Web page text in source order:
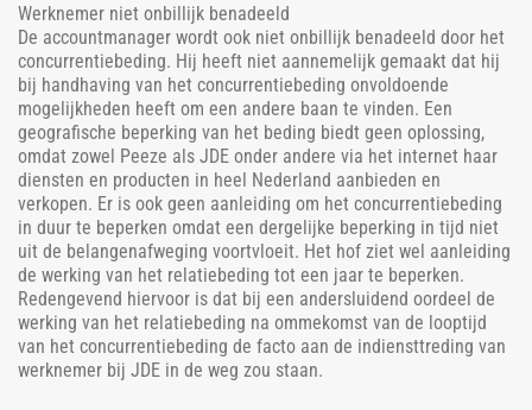
Werknemer niet onbillijk benadeeld
De accountmanager wordt ook niet onbillijk benadeeld door het
concurrentiebeding. Hij heeft niet aannemelijk gemaakt dat hij
bij handhaving van het concurrentiebeding onvoldoende
mogelijkheden heeft om een andere baan te vinden. Een
geografische beperking van het beding biedt geen oplossing,
omdat zowel Peeze als JDE onder andere via het internet haar
diensten en producten in heel Nederland aanbieden en
verkopen. Er is ook geen aanleiding om het concurrentiebeding
in duur te beperken omdat een dergelijke beperking in tijd niet
uit de belangenafweging voortvloeit. Het hof ziet wel aanleiding
de werking van het relatiebeding tot een jaar te beperken.
Redengevend hiervoor is dat bij een andersluidend oordeel de
werking van het relatiebeding na ommekomst van de looptijd
van het concurrentiebeding de facto aan de indiensttreding van
werknemer bij JDE in de weg zou staan.